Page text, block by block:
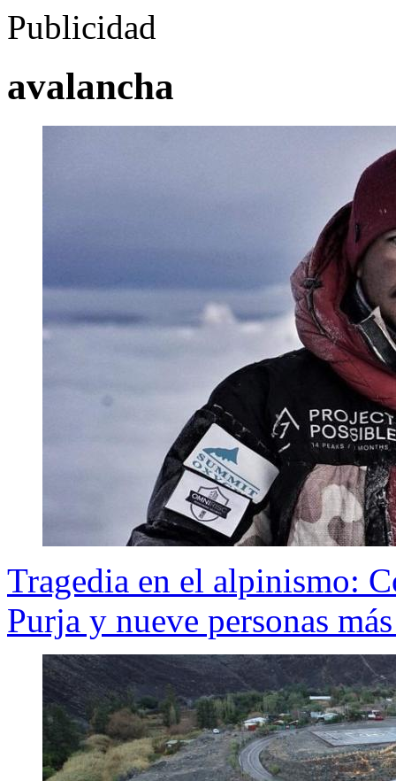
Publicidad
avalancha
Tragedia en el alpinismo:
Purja y nueve personas